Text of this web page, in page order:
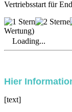
Vertriebsstart für
Wertung)
Loading...
Hier
[text]